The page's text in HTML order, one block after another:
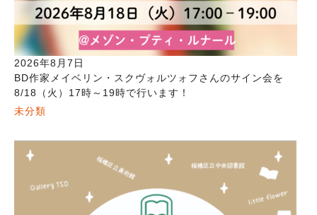
2026年8月7日
BD作家メイベリン・スクヴォルツォフさんのサイン会を
8/18（火）17時～19時で行います！
未分類